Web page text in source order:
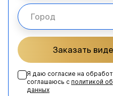
Заказать
Я даю согласие на
соглашаюсь с политикой
данных